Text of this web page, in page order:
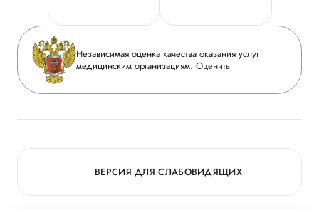
Сотрудничество
Инвесторам
Журнал «Мать и дитя»
Вакансии
Медицинский туризм
Горячая линия качества
Вопрос-ответ
Приложение пациента
Статьи
Независимая оценка качества оказания услуг
медицинским организациям. Оценить
ВЕРСИЯ ДЛЯ СЛАБОВИДЯЩИХ